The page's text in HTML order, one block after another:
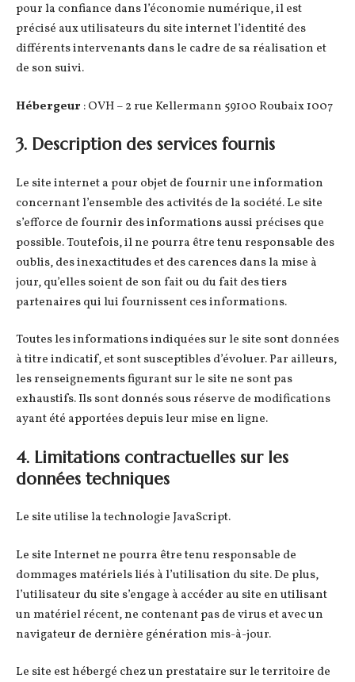
pour la confiance dans l’économie numérique, il est
précisé aux utilisateurs du site internet l’identité des
différents intervenants dans le cadre de sa réalisation et
de son suivi.
Hébergeur : OVH – 2 rue Kellermann 59100 Roubaix 1007
3. Description des services fournis
Le site internet a pour objet de fournir une information
concernant l’ensemble des activités de la société. Le site
s’efforce de fournir des informations aussi précises que
possible. Toutefois, il ne pourra être tenu responsable des
oublis, des inexactitudes et des carences dans la mise à
jour, qu’elles soient de son fait ou du fait des tiers
partenaires qui lui fournissent ces informations.
Toutes les informations indiquées sur le site sont données
à titre indicatif, et sont susceptibles d’évoluer. Par ailleurs,
les renseignements figurant sur le site ne sont pas
exhaustifs. Ils sont donnés sous réserve de modifications
ayant été apportées depuis leur mise en ligne.
4. Limitations contractuelles sur les
données techniques
Le site utilise la technologie JavaScript.
Le site Internet ne pourra être tenu responsable de
dommages matériels liés à l’utilisation du site. De plus,
l’utilisateur du site s’engage à accéder au site en utilisant
un matériel récent, ne contenant pas de virus et avec un
navigateur de dernière génération mis-à-jour.
Le site est hébergé chez un prestataire sur le territoire de